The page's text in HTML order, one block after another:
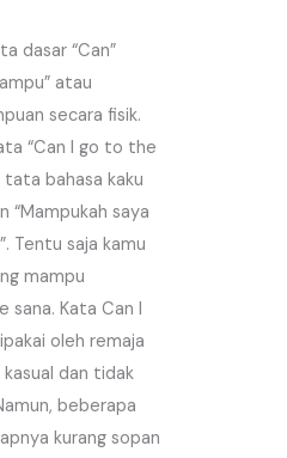
dasar “Can”
atau
secara fisik.
“Can I go to the
bahasa kaku
“Mampukah saya
Tentu saja kamu
mampu
sana. Kata Can I
oleh remaja
dan tidak
beberapa
kurang sopan